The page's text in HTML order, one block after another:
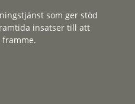
som ger stöd
insatser till att